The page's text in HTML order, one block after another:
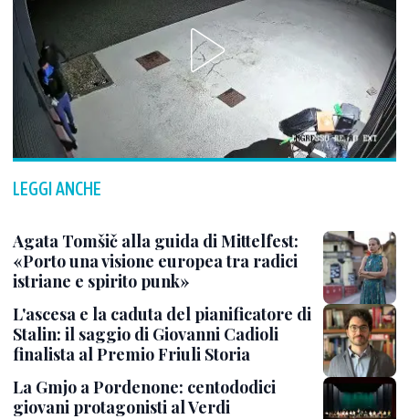
LEGGI ANCHE
Agata Tomšič alla guida di Mittelfest:
«Porto una visione europea tra radici
istriane e spirito punk»
L'ascesa e la caduta del pianificatore di
Stalin: il saggio di Giovanni Cadioli
finalista al Premio Friuli Storia
La Gmjo a Pordenone: centododici
giovani protagonisti al Verdi